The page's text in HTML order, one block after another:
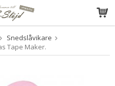
i varukorgen
Snedslåvikare
Tape Maker.